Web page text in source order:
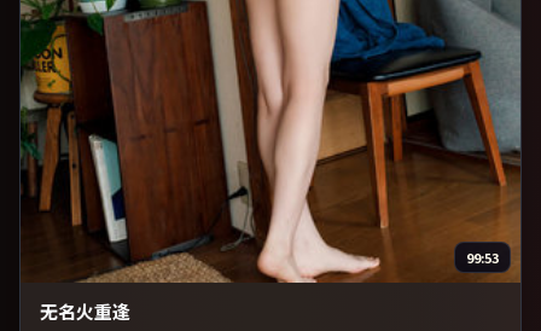
99:53
无名火重逢